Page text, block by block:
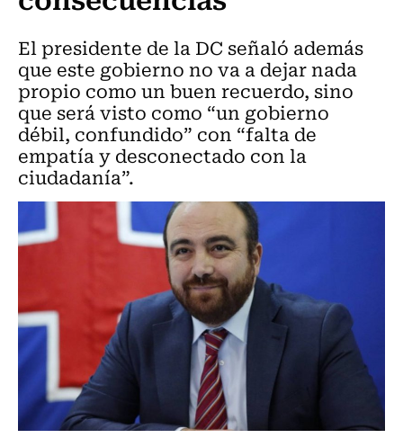
El presidente de la DC señaló además
que este gobierno no va a dejar nada
propio como un buen recuerdo, sino
que será visto como “un gobierno
débil, confundido” con “falta de
empatía y desconectado con la
ciudadanía”.